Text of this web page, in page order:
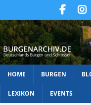
HOME BURGEN
LEXIKON EVENTS